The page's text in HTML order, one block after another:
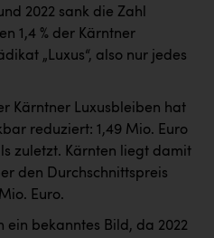
2022 sank die Zahl
1,4 % der Kärntner
„Luxus“, also nur jedes
Kärntner Luxusbleiben hat
reduziert: 1,49 Mio. Euro
zuletzt. Kärnten liegt damit
den Durchschnittspreis
Euro.
ein bekanntes Bild, da 2022